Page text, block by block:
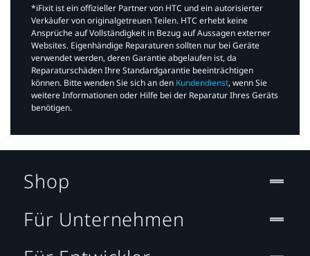
*iFixit ist ein offizieller Partner von HTC und ein autorisierter
Verkäufer von originalgetreuen Teilen. HTC erhebt keine
Ansprüche auf Vollständigkeit in Bezug auf Aussagen externer
Websites. Eigenhändige Reparaturen sollten nur bei Geräte
verwendet werden, deren Garantie abgelaufen ist, da
Reparaturschäden Ihre Standardgarantie beeinträchtigen
können. Bitte wenden Sie sich an den Kundendienst, wenn Sie
weitere Informationen oder Hilfe bei der Reparatur Ihres Geräts
benötigen.​
Shop
Für Unternehmen